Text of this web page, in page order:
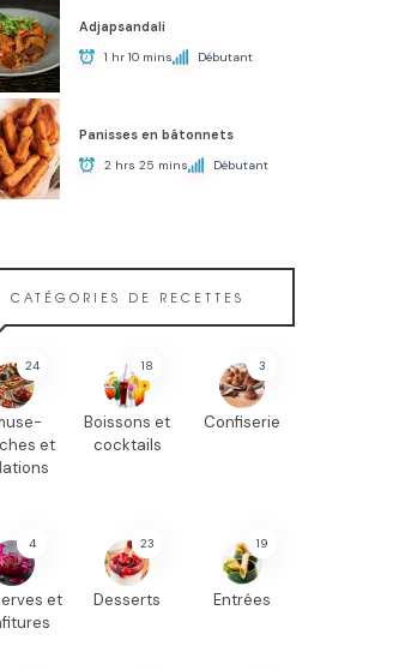
Adjapsandali
1 hr 10 mins Débutant
Panisses en bâtonnets
2 hrs 25 mins Débutant
CATÉGORIES DE RECETTES
24
et
18
Boissons et
cocktails
3
Confiserie
4
et
23
Desserts
19
Entrées